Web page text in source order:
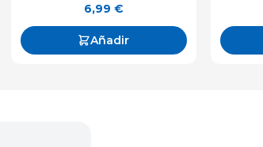
6,99 €
Añadir